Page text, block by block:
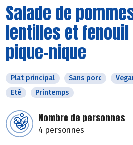
Salade de
lentilles et fenouil
pique-nique
Plat principal Sans porc
Eté
Printemps
Nombre de personnes
4 personnes